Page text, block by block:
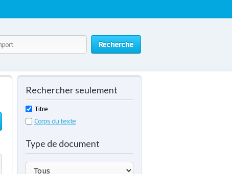
Recherche
Rechercher seulement
Titre
Corps du texte
Type de document